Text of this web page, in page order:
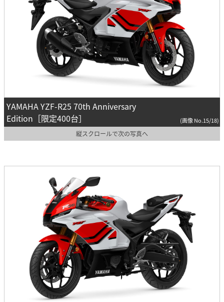
YAMAHA YZF-R25 70th Anniversary
Edition［限定400台］
(画像 No.15/18)
縦スクロールで次の写真へ